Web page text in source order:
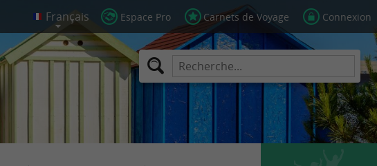
Espace Pro Carnets de Voyage Connexion